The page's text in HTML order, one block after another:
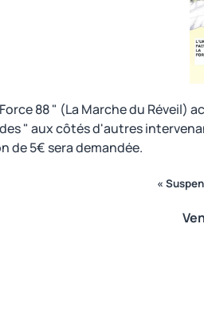
88 " (La Marche du Réveil)
" aux côtés d'autres
de 5€ sera demandée.
«